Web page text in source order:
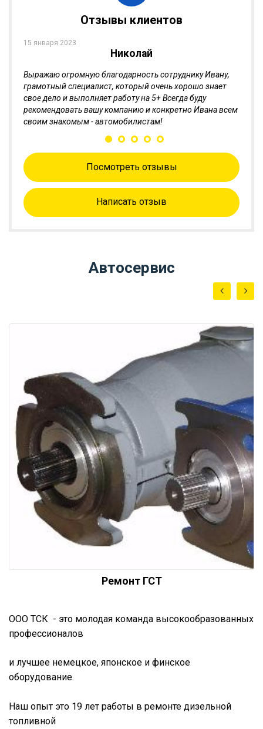
Отзывы клиентов
15 января 2023
Николай
Выражаю огромную благодарность сотруднику Ивану,
грамотный специалист, который очень хорошо знает
свое дело и выполняет работу на 5+ Всегда буду
рекомендовать вашу компанию и конкретно Ивана всем
своим знакомым - автомобилистам!
Посмотреть отзывы
Написать отзыв
Автосервис
Ремонт ГСТ
ООО ТСК - это молодая команда высокообразованных
профессионалов
и лучшее немецкое, японское и финское
оборудование.
Наш опыт это 19 лет работы в ремонте дизельной
топливной